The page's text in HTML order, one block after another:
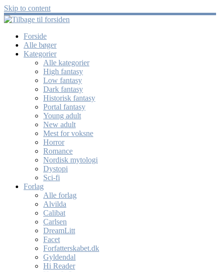
Skip to content
Forside
Alle bøger
Kategorier
Alle kategorier
High fantasy
Low fantasy
Dark fantasy
Historisk fantasy
Portal fantasy
Young adult
New adult
Mest for voksne
Horror
Romance
Nordisk mytologi
Dystopi
Sci-fi
Forlag
Alle forlag
Alvilda
Calibat
Carlsen
DreamLitt
Facet
Forfatterskabet.dk
Gyldendal
Hi Reader